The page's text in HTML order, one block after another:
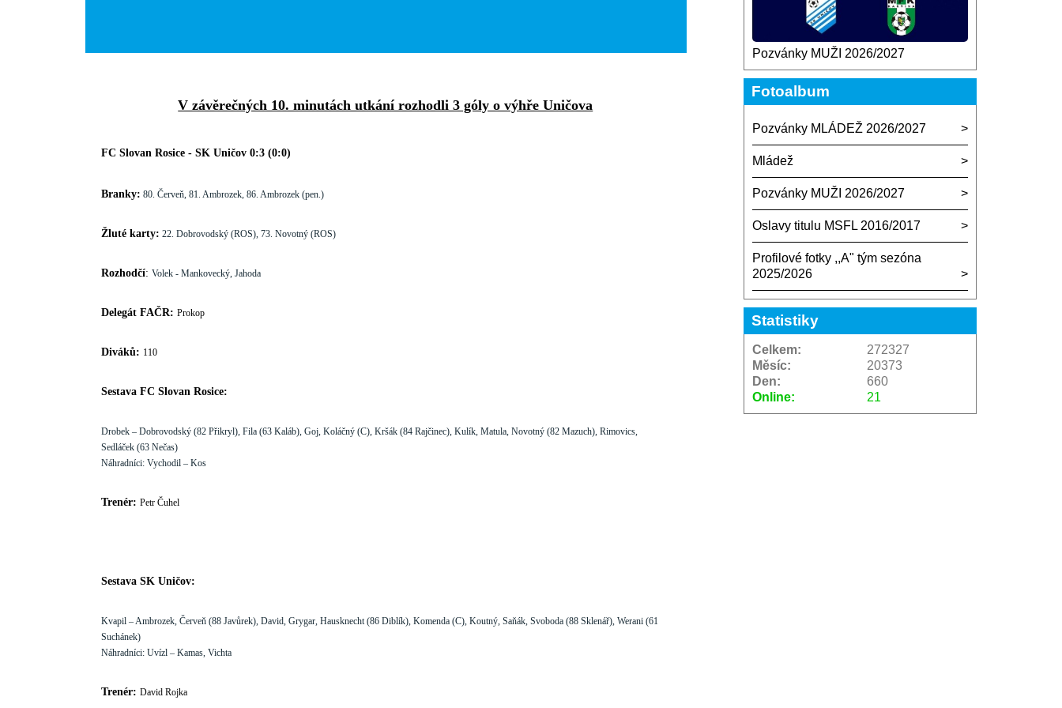
V závěrečných 10. minutách utkání rozhodli 3 góly o výhře Uničova
FC Slovan Rosice - SK Uničov 0:3 (0:0)
Branky: 80. Červeň, 81. Ambrozek, 86. Ambrozek (pen.)
Žluté karty: 22. Dobrovodský (ROS), 73. Novotný (ROS)
Rozhodčí: Volek - Mankovecký, Jahoda
Delegát FAČR: Prokop
Diváků: 110
Sestava FC Slovan Rosice:
Drobek – Dobrovodský (82 Přikryl), Fila (63 Kaláb), Goj, Koláčný (C), Kršák (84 Rajčinec), Kulík, Matula, Novotný (82 Mazuch), Rimovics,
Sedláček (63 Nečas)
Náhradníci: Vychodil – Kos
Trenér: Petr Čuhel
Sestava SK Uničov:
Kvapil – Ambrozek, Červeň (88 Javůrek), David, Grygar, Hausknecht (86 Diblík), Komenda (C), Koutný, Saňák, Svoboda (88 Sklenář), Werani (61
Suchánek)
Náhradníci: Uvízl – Kamas, Vichta
Trenér: David Rojka
Pozvánky MUŽI 2026/2027
Fotoalbum
Pozvánky MLÁDEŽ 2026/2027
Mládež
Pozvánky MUŽI 2026/2027
Oslavy titulu MSFL 2016/2017
Profilové fotky ,,A" tým sezóna
2025/2026
Statistiky
Online: 21
Celkem:
272327
Měsíc:
20373
Den:
660